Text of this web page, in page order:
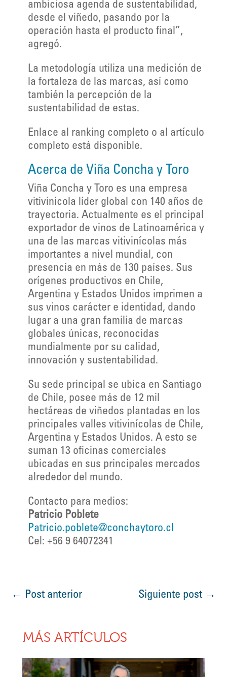
ambiciosa agenda de sustentabilidad,
desde el viñedo, pasando por la
operación hasta el producto final”,
agregó.
La metodología utiliza una medición de
la fortaleza de las marcas, así como
también la percepción de la
sustentabilidad de estas.
Enlace al ranking completo o al artículo
completo está disponible.
Acerca de Viña Concha y Toro
Viña Concha y Toro es una empresa
vitivinícola líder global con 140 años de
trayectoria. Actualmente es el principal
exportador de vinos de Latinoamérica y
una de las marcas vitivinícolas más
importantes a nivel mundial, con
presencia en más de 130 países. Sus
orígenes productivos en Chile,
Argentina y Estados Unidos imprimen a
sus vinos carácter e identidad, dando
lugar a una gran familia de marcas
globales únicas, reconocidas
mundialmente por su calidad,
innovación y sustentabilidad.
Su sede principal se ubica en Santiago
de Chile, posee más de 12 mil
hectáreas de viñedos plantadas en los
principales valles vitivinícolas de Chile,
Argentina y Estados Unidos. A esto se
suman 13 oficinas comerciales
ubicadas en sus principales mercados
alrededor del mundo.
Contacto para medios:
Patricio Poblete
Patricio.poblete@conchaytoro.cl
Cel: +56 9 64072341
← Post anterior Siguiente post→
MÁS ARTÍCULOS